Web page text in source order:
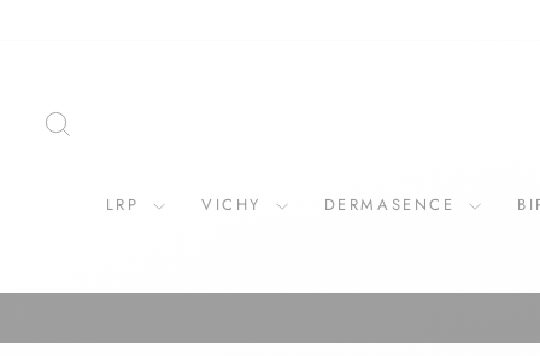
LRP VICHY DERMASENCE